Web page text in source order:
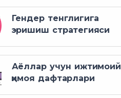
Гендер тенглигига
эришиш стратегияси
Аёллар учун ижтимоий
ҳимоя дафтарлари